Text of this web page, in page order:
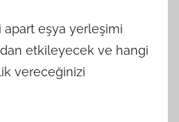
apart eşya yerleşimi
etkileyecek ve hangi
vereceğinizi